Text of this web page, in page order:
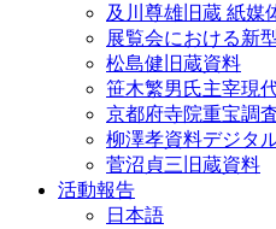
及川尊雄旧蔵 紙媒
展覧会における新
松島健旧蔵資料
笹木繁男氏主宰現
京都府寺院重宝調
柳澤孝資料デジタ
菅沼貞三旧蔵資料
活動報告
日本語